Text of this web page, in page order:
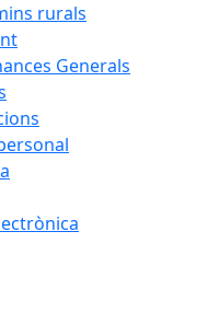
rurals
Generals